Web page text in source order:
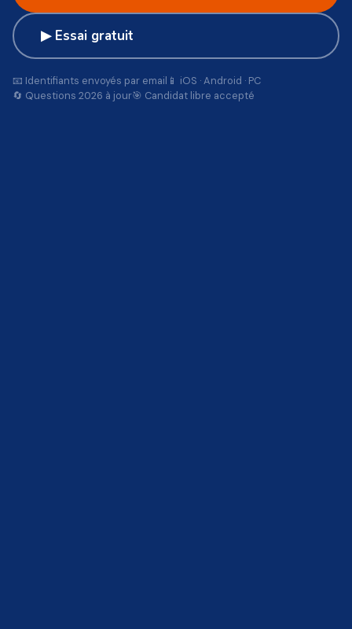
▶ Essai gratuit
📧 Identifiants envoyés par email 📱 iOS · Android · PC
🔄 Questions 2026 à jour🎯 Candidat libre accepté